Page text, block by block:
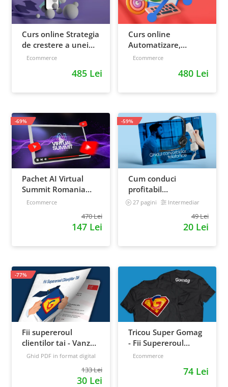
Curs online Strategia
de crestere a unei
afaceri - de la idee, la
Ecommerce
485 Lei
Curs online
Automatizare,
scalare si loializare:
strategia de business
Ecommerce
480 Lei
Pachet AI Virtual
Summit Romania
2026: inregistrari +
Ecommerce
470 Lei
147 Lei
-69%
Cum conduci
profitabil
convorbirile
27 pagini Intermediar
49 Lei
20 Lei
-59%
Fii supereroul
clientilor tai - Vanzari
pe pilot automat
Ghid PDF in format digital
133 Lei
30 Lei
-77%
Tricou Super Gomag
- Fii Supereroul
Clientilor Tai
Ecommerce
74 Lei